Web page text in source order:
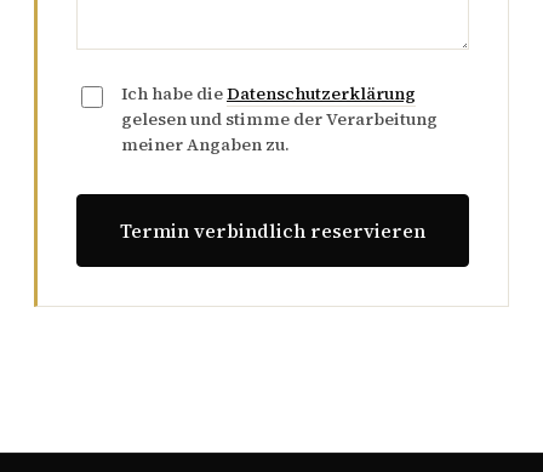
Ich habe dieDatenschutzerklärung
gelesen und stimme der Verarbeitung
meiner Angaben zu.
Termin verbindlich reservieren